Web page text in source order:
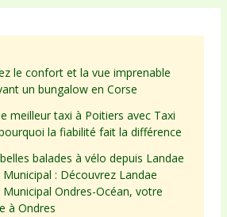
le confort et la vue imprenable
un bungalow en Corse
meilleur taxi à Poitiers avec Taxi
la fiabilité fait la différence
balades à vélo depuis Landae
: Découvrez Landae
Municipal Ondres-Océan, votre
à Ondres